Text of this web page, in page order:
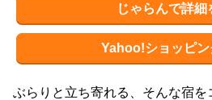
じゃらんで詳細
Yahoo!ショッピン
ぶらりと立ち寄れる、そんな宿を